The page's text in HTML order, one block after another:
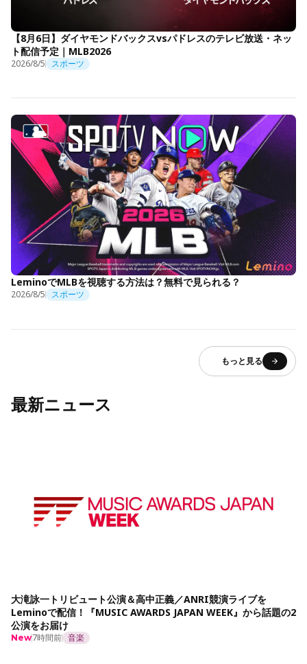
【8月6日】ダイヤモンドバックスvsパドレスのテレビ放送・ネッ
ト配信予定｜MLB2026
2026/8/5 スポーツ
LeminoでMLBを視聴する方法は？無料で見られる？
2026/8/5 スポーツ
もっと見る
最新ニュース
大滝詠一トリビュート公演＆高中正義／ANRI競演ライブを
Leminoで配信！『MUSIC AWARDS JAPAN WEEK』から話題の2
公演をお届け
New7時間前 音楽